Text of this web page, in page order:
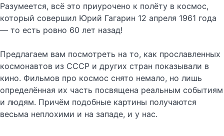
Разумеется, всё это приурочено к полёту в космос,
который совершил Юрий Гагарин 12 апреля 1961 года
— то есть ровно 60 лет назад!
Предлагаем вам посмотреть на то, как прославленных
космонавтов из СССР и других стран показывали в
кино. Фильмов про космос снято немало, но лишь
определённая их часть посвящена реальным событиям
и людям. Причём подобные картины получаются
весьма неплохими и на западе, и у нас.